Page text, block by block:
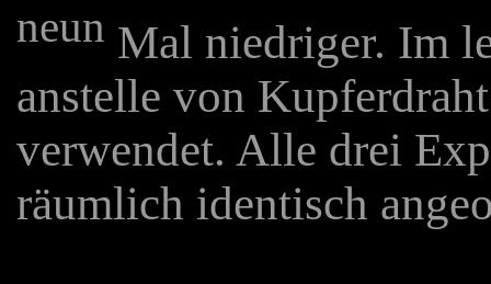
neun Mal niedriger. Im
anstelle von
verwendet. Alle drei
räumlich identisch